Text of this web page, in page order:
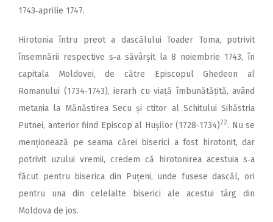
1743‑aprilie 1747.
Hirotonia întru preot a dascălului Toader Toma, potrivit
însemnării respective s‑a săvârșit la 8 noiembrie 1743, în
capitala Moldovei, de către Episcopul Ghedeon al
Romanului (1734‑1743), ierarh cu viață îmbunătățită, având
metania la Mănăstirea Secu și ctitor al Schitului Sihăstria
Putnei, anterior fiind Episcop al Hușilor (1728‑1734)22. Nu se
menționează pe seama cărei biserici a fost hirotonit, dar
potrivit uzului vremii, credem că hirotonirea acestuia s‑a
făcut pentru biserica din Puțeni, unde fusese dascăl, ori
pentru una din celelalte biserici ale acestui târg din
Moldova de jos.